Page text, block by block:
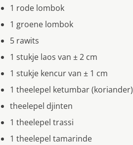
1 rode lombok
1 groene lombok
5 rawits
1 stukje laos van ± 2 cm
1 stukje kencur van ± 1 cm
1 theelepel ketumbar (koriander)
theelepel djinten
1 theelepel trassi
1 theelepel tamarinde